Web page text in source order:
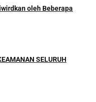
oleh Beberapa
SELURUH